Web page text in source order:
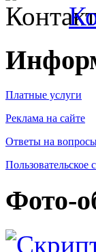
Платные услуги
Реклама на сайте
Ответы на
Пользовательское
Фото-